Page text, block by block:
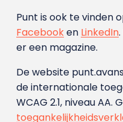
Punt is ook te vinden
Facebooken LinkedIn
er een magazine.
De website
de internationale
WCAG 2.1, niveau AA.